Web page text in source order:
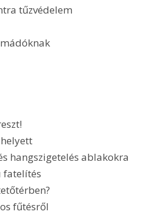
tűzvédelem
hangszigetelés ablakokra
fatelítés
fűtésről